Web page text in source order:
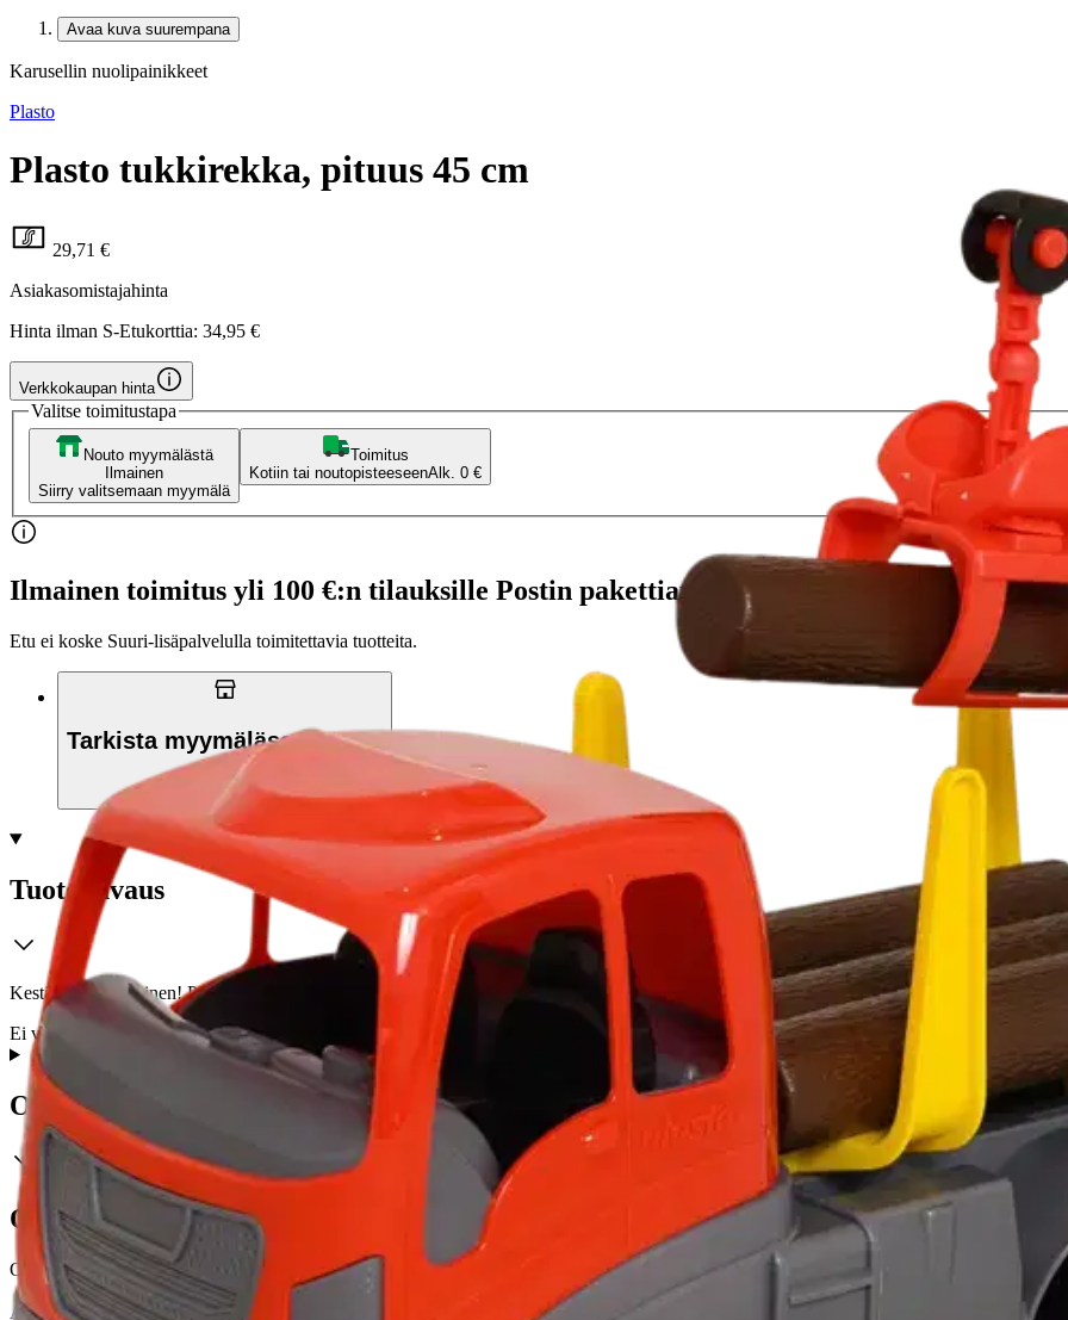
Avaa kuva suurempana
Karusellin nuolipainikkeet
Plasto
Plasto tukkirekka, pituus 45 cm
29,71 €
Asiakasomistajahinta
Hinta ilman S-Etukorttia: 34,95 €
Verkkokaupan hinta
Valitse toimitustapa
Nouto myymälästä
Ilmainen
Siirry valitsemaan myymälä
Toimitus
Kotiin tai noutopisteeseenAlk. 0 €
Ilmainen toimitus yli 100 €:n tilauksille Postin pakettiautomaattiin tai
Etu ei koske Suuri‑lisäpalvelulla toimitettavia tuotteita.
Tarkista myymäläsaatavuus
Tuotekuvaus
Kestävä ja kotimainen! Plaston komea tukkirekka on varustettu näppärällä tukkinosturilla. Pakkaus sisältää myös tukit. Pituus 45 cm.
Ei varoitustekstiä
Ominaisuudet
Oletko tyytyväinen tuotetietoihin?
Ovatko tuotetiedot riittävät? Jos tuotetiedoissa on puutteita tai niitä voisi muuten parantaa, anna palautetta.
Anna palautetta ,Avautuu uuteen välilehteen